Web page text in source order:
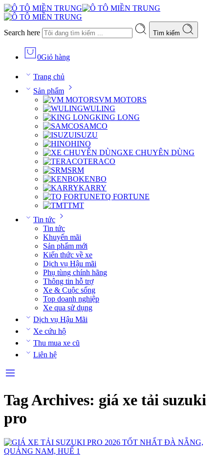
Search here Tìm kiếm
0Giỏ hàng
Trang chủ
Sản phẩm
VM MOTORS
WULING
KING LONG
SAMCO
ISUZU
HINO
XE CHUYÊN DÙNG
TERACO
SRM
KENBO
KARRY
TQ FORTUNE
TMT
Tin tức
Tin tức
Khuyến mãi
Sản phẩm mới
Kiến thức về xe
Dịch vụ Hậu mãi
Phụ tùng chính hãng
Thông tin hỗ trợ
Xe & Cuộc sống
Top doanh nghiệp
Xe qua sử dụng
Dịch vụ Hậu Mãi
Xe cứu hộ
Thu mua xe cũ
Liên hệ
Tag Archives: giá xe tải suzuki
pro